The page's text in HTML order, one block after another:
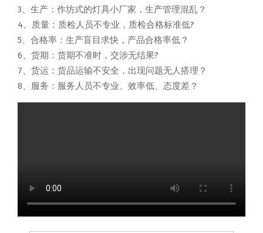
3、生产：作坊式的灯具小厂家，生产管理混乱？
4、质量：质检人员不专业，质检合格标准低?
5、合格率：生产盲目求快，产品合格率低？
6、货期：货期不准时，交涉无结果?
7、货运：货品运输不安全，出现问题无人搭理？
8、服务：服务人员不专业、效率低、态度差？